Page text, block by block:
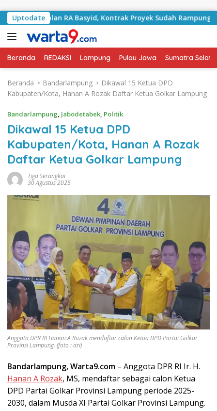
Uptodate
Jalan RA Basyid, Kontrak Proyek Sudah Rampung
Beranda REDAKSI Lampung Pulau Jawa Sumatra
Beranda Bandarlampung
Dikawal 15 Ketua DPD
Kabupaten/Kota, Hanan A Rozak Daftar Ketua Golkar Lampung
Bandarlampung, Jabodetabek, Politik
Dikawal 15 Ketua DPD
Kabupaten/Kota, Hanan A Rozak
Daftar Ketua Golkar Lampung
Tiga Serangkai
30 Agustus 2025
Anggota DPR RI Hanan A Rozak mendaftar calon Ketua DPD Partai Golkar
Provinsi Lampung. (foto : ari)
Bandarlampung, Warta9.com – Anggota DPR RI Ir. H.
Hanan A Rozak, MS, mendaftar sebagai calon Ketua
DPD Partai Golkar Provinsi Lampung periode 2025-
2030, dalam Musda XI Partai Golkar Provinsi Lampung.